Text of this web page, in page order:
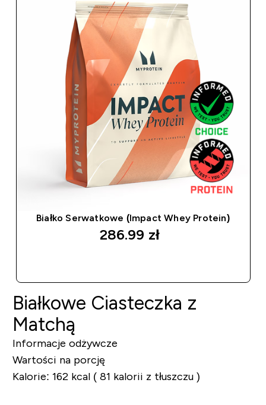
Białko Serwatkowe (Impact Whey Protein)
286.99 zł‎
Białkowe Ciasteczka z
Matchą
Informacje odżywcze
Wartości na porcję
Kalorie: 162 kcal ( 81 kalorii z tłuszczu )